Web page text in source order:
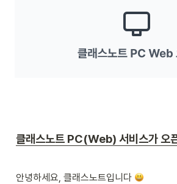
클래스노트 PC(Web) 서비스가 오
안녕하세요, 클래스노트입니다